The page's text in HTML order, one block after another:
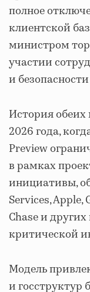
полное
клиентской
министром
участии
и
История обеих
2026 года,
Preview
в рамках
инициативы,
Services, Apple,
Chase и
критической
Модель
и госструктур